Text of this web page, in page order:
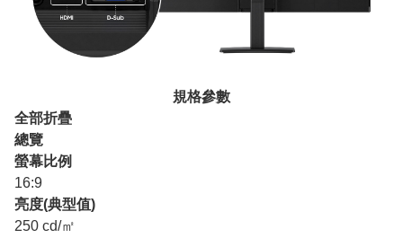
規格參數
全部折疊
總覽
螢幕比例
16:9
亮度(典型值)
250 cd/㎡